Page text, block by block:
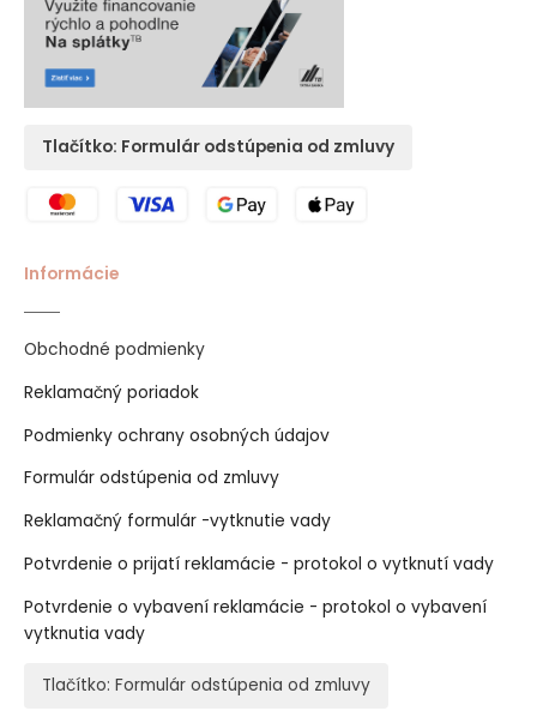
Tlačítko: Formulár odstúpenia od zmluvy
Informácie
Obchodné podmienky
Reklamačný poriadok
Podmienky ochrany osobných údajov
Formulár odstúpenia od zmluvy
Reklamačný formulár -vytknutie vady
Potvrdenie o prijatí reklamácie - protokol o vytknutí vady
Potvrdenie o vybavení reklamácie - protokol o vybavení
vytknutia vady
Tlačítko: Formulár odstúpenia od zmluvy